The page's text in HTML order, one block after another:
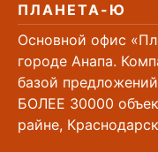
ПЛАНЕТА-Ю
Основной офис
городе Анапа.
базой
БОЛЕЕ 30000
райне,